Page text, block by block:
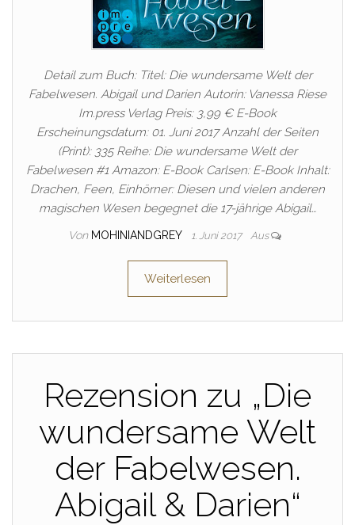
Detail zum Buch: Titel: Die wundersame Welt der
Fabelwesen. Abigail und Darien Autorin: Vanessa Riese
Im.press Verlag Preis: 3,99 € E-Book
Erscheinungsdatum: 01. Juni 2017 Anzahl der Seiten
(Print): 335 Reihe: Die wundersame Welt der
Fabelwesen #1 Amazon: E-Book Carlsen: E-Book Inhalt:
Drachen, Feen, Einhörner: Diesen und vielen anderen
magischen Wesen begegnet die 17-jährige Abigail…
Von MOHINIANDGREY 1. Juni 2017 Aus
Weiterlesen
Rezension zu „Die
wundersame Welt
der Fabelwesen.
Abigail & Darien“